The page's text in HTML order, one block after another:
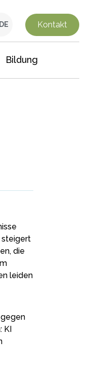
DE Kontakt
Bildung
steigert
die
leiden
KI